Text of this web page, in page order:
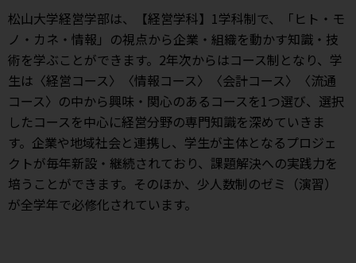
松山大学経営学部は、【経営学科】1学科制で、「ヒト・モ
ノ・カネ・情報」の視点から企業・組織を動かす知識・技
術を学ぶことができます。2年次からはコース制となり、学
生は〈経営コース〉〈情報コース〉〈会計コース〉〈流通
コース〉の中から興味・関心のあるコースを1つ選び、選択
したコースを中心に経営分野の専門知識を深めていきま
す。企業や地域社会と連携し、学生が主体となるプロジェ
クトが毎年新設・継続されており、課題解決への実践力を
培うことができます。そのほか、少人数制のゼミ（演習）
が全学年で必修化されています。